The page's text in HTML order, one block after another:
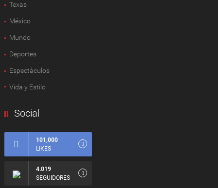
Texas
México
Mundo
Deportes
Espectàculos
Vida y Estilo
Social
101,000
LIKES
4.019
SEGUIDORES